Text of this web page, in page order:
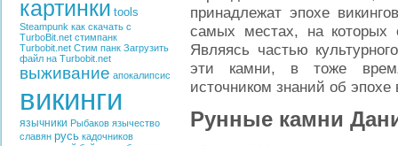
картинки tools
Steampunk как скачать с
TurboBit.net стимпанк
Turbobit.net Стим панк Загрузить
файл на Turbobit.net
выживание апокалипсис
викинги
язычники Рыбаков язычество
славян русь кадочников
принадлежат эпохе
самых местах, на которых
Являясь частью
эти камни, в тоже
источником знаний об эпохе
Рунные камни